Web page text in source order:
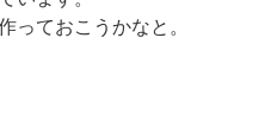
っておこうかなと。